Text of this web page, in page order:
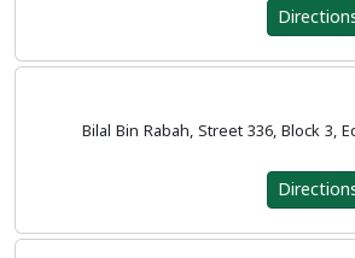
Bilal Bin Rabah, Street 336, Block 3,